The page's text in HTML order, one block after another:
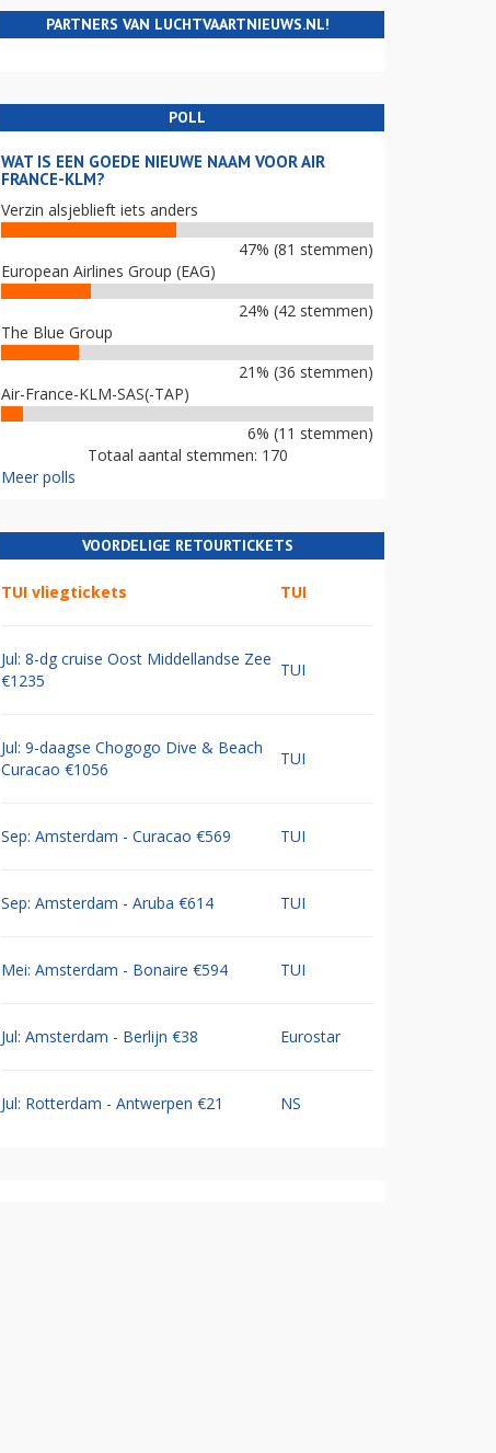
PARTNERS VAN LUCHTVAARTNIEUWS.NL!
POLL
WAT IS EEN GOEDE NIEUWE NAAM VOOR AIR
FRANCE-KLM?
Verzin alsjeblieft iets anders
47% (81 stemmen)
European Airlines Group (EAG)
24% (42 stemmen)
The Blue Group
21% (36 stemmen)
Air-France-KLM-SAS(-TAP)
6% (11 stemmen)
Totaal aantal stemmen: 170
Meer polls
VOORDELIGE RETOURTICKETS
TUI vliegtickets TUI
Jul: 8-dg cruise Oost Middellandse Zee
€1235
TUI
Jul: 9-daagse Chogogo Dive & Beach
Curacao €1056
TUI
Sep: Amsterdam - Curacao €569 TUI
Sep: Amsterdam - Aruba €614 TUI
Mei: Amsterdam - Bonaire €594 TUI
Jul: Amsterdam - Berlijn €38 Eurostar
Jul: Rotterdam - Antwerpen €21 NS